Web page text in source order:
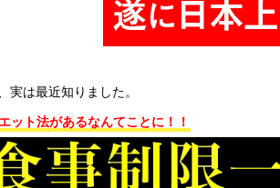
実は最近知りました。
ット法があるなんてことに！！